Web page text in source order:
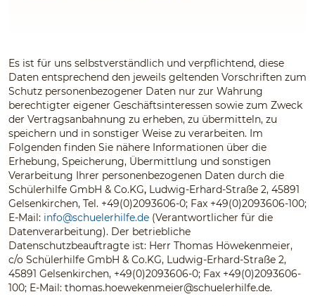
Es ist für uns selbstverständlich und verpflichtend, diese
Daten entsprechend den jeweils geltenden Vorschriften zum
Schutz personenbezogener Daten nur zur Wahrung
berechtigter eigener Geschäftsinteressen sowie zum Zweck
der Vertragsanbahnung zu erheben, zu übermitteln, zu
speichern und in sonstiger Weise zu verarbeiten. Im
Folgenden finden Sie nähere Informationen über die
Erhebung, Speicherung, Übermittlung und sonstigen
Verarbeitung Ihrer personenbezogenen Daten durch die
Schülerhilfe GmbH & Co.KG, Ludwig-Erhard-Straße 2, 45891
Gelsenkirchen, Tel. +49(0)2093606-0; Fax +49(0)2093606-100;
E-Mail: info@schuelerhilfe.de (Verantwortlicher für die
Datenverarbeitung). Der betriebliche
Datenschutzbeauftragte ist: Herr Thomas Höwekenmeier,
c/o Schülerhilfe GmbH & Co.KG, Ludwig-Erhard-Straße 2,
45891 Gelsenkirchen, +49(0)2093606-0; Fax +49(0)2093606-
100; E-Mail: thomas.hoewekenmeier@schuelerhilfe.de.